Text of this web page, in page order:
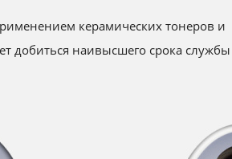
керамических тонеров и
добиться наивысшего срока службы